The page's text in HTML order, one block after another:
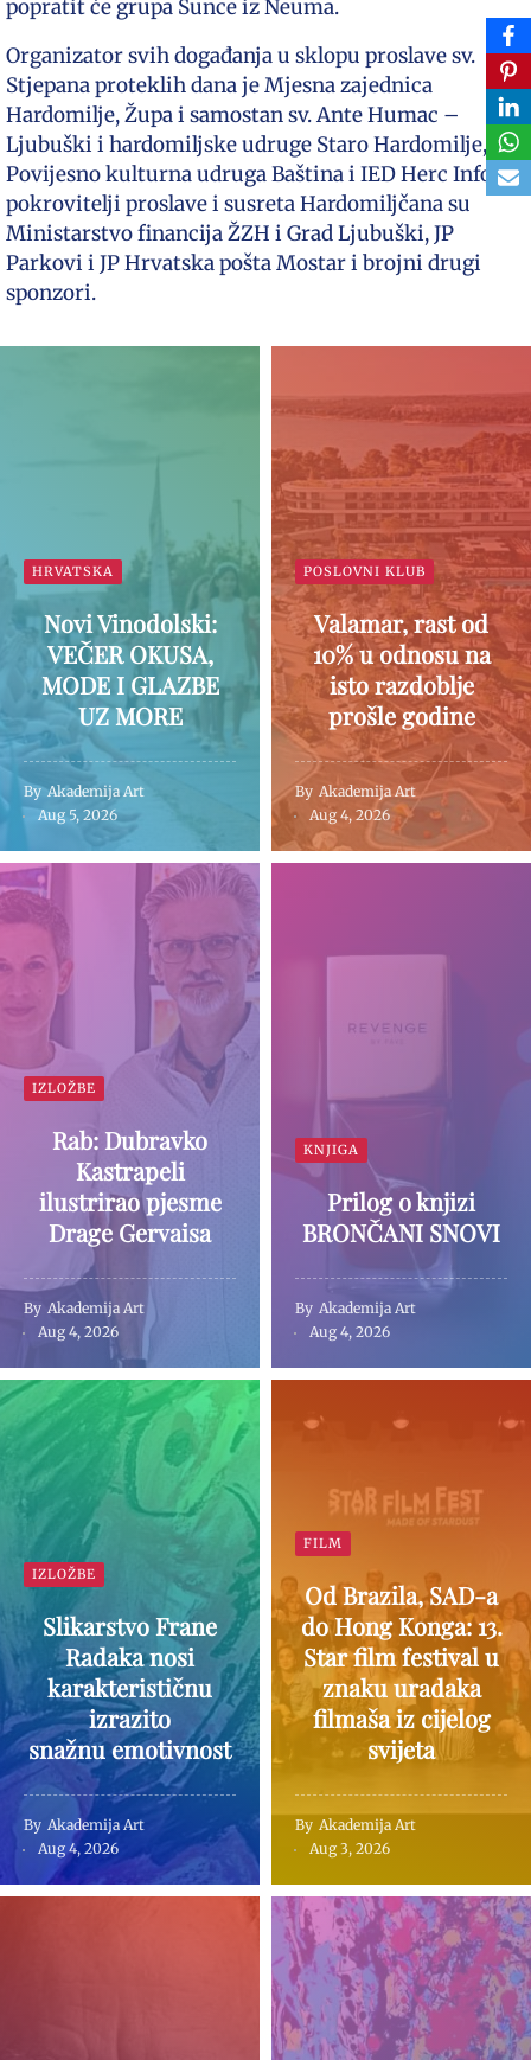
popratit će grupa Sunce iz Neuma.
Organizator svih događanja u sklopu proslave sv.
Stjepana proteklih dana je Mjesna zajednica
Hardomilje, Župa i samostan sv. Ante Humac –
Ljubuški i hardomiljske udruge Staro Hardomilje,
Povijesno kulturna udruga Baština i IED Herc Info, a
pokrovitelji proslave i susreta Hardomiljčana su
Ministarstvo financija ŽZH i Grad Ljubuški, JP
Parkovi i JP Hrvatska pošta Mostar i brojni drugi
sponzori.
HRVATSKA
Novi Vinodolski:
VEČER OKUSA,
MODE I GLAZBE
UZ MORE
By Akademija Art
Aug 5, 2026
POSLOVNI KLUB
Valamar, rast od
10% u odnosu na
isto razdoblje
prošle godine
By Akademija Art
Aug 4, 2026
IZLOŽBE
Rab: Dubravko
Kastrapeli
ilustrirao pjesme
Drage Gervaisa
By Akademija Art
Aug 4, 2026
KNJIGA
Prilog o knjizi
BRONČANI SNOVI
By Akademija Art
Aug 4, 2026
IZLOŽBE
Slikarstvo Frane
Radaka nosi
karakterističnu
izrazito
snažnu emotivnost
By Akademija Art
Aug 4, 2026
FILM
Od Brazila, SAD-a
do Hong Konga: 13.
Star film festival u
znaku uradaka
filmaša iz cijelog
svijeta
By Akademija Art
Aug 3, 2026